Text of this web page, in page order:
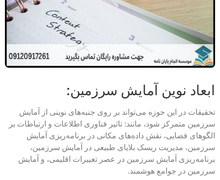
ابعاد نوین آمایش سرزمین:
تحقیقات در این حوزه می‌تواند بر روی جنبه‌های نوینی از آمایش
سرزمین متمرکز شود، مانند: تاثیر فناوری اطلاعات و ارتباطات بر
الگوهای فضایی، نقش داده‌های مکانی در برنامه‌ریزی آمایش
سرزمین، مدیریت ریسک بلایای طبیعی در آمایش سرزمین،
برنامه‌ریزی آمایش سرزمین در عصر تغییرات اقلیمی، و آمایش
سرزمین در جوامع هوشمند.